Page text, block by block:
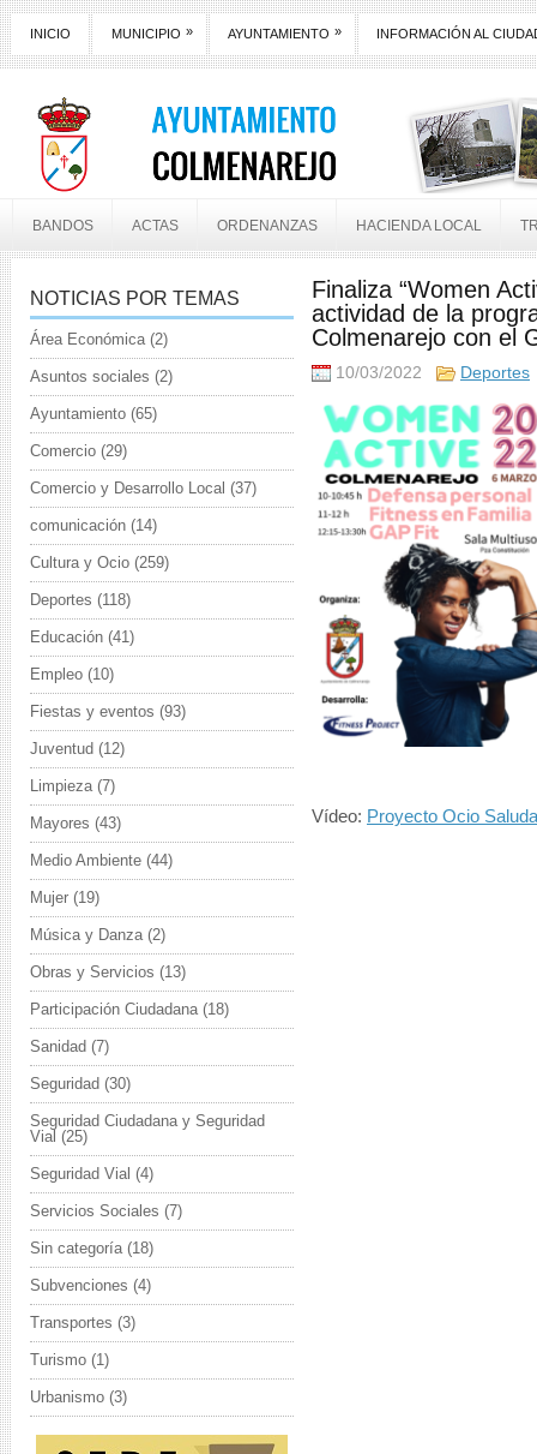
INICIO MUNICIPIO » AYUNTAMIENTO » INFORMACIÓN AL
BANDOS ACTAS ORDENANZAS HACIENDA LOCAL
Finaliza “Women
actividad de la
Colmenarejo con el
10/03/2022 Deportes
Vídeo: Proyecto Ocio
NOTICIAS POR TEMAS
Área Económica(2)
Asuntos sociales (2)
Ayuntamiento (65)
Comercio (29)
Comercio y Desarrollo Local (37)
comunicación (14)
Cultura y Ocio (259)
Deportes (118)
Educación (41)
Empleo (10)
Fiestas y eventos (93)
Juventud (12)
Limpieza(7)
Mayores (43)
Medio Ambiente (44)
Mujer (19)
Música y Danza(2)
Obras y Servicios (13)
Participación Ciudadana(18)
Sanidad (7)
Seguridad (30)
Seguridad Ciudadana y Seguridad
Vial (25)
Seguridad Vial (4)
Servicios Sociales (7)
Sin categoría(18)
Subvenciones (4)
Transportes (3)
Turismo (1)
Urbanismo (3)